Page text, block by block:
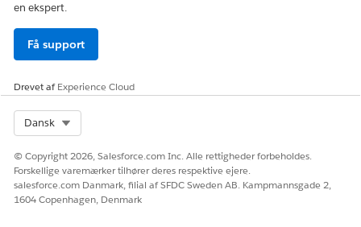
en ekspert.
Få support
Drevet afExperience Cloud
Dansk
© Copyright 2026, Salesforce.com Inc. Alle rettigheder forbeholdes.
Forskellige varemærker tilhører deres respektive ejere.
salesforce.com Danmark, filial af SFDC Sweden AB. Kampmannsgade 2,
1604 Copenhagen, Denmark